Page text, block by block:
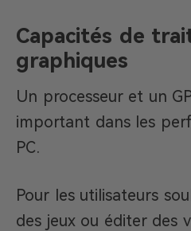
Capacités de
graphiques
Un processeur et un
important dans les
PC.
Pour les utilisateurs
des jeux ou éditer des